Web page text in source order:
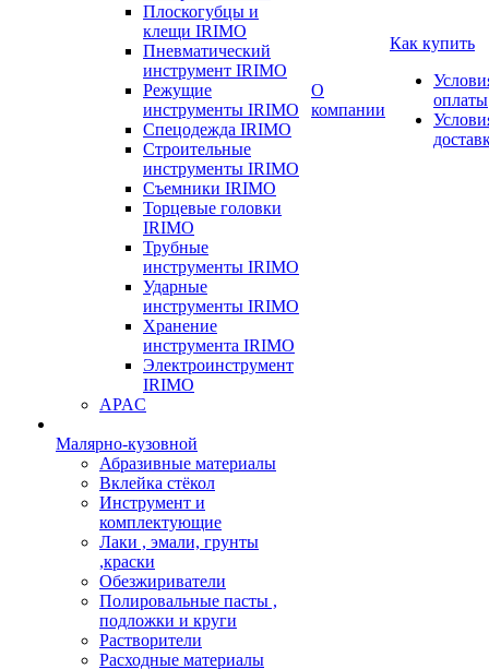
Плоскогубцы и
клещи IRIMO
Пневматический
инструмент IRIMO
Режущие
инструменты IRIMO
Спецодежда IRIMO
Строительные
инструменты IRIMO
Съемники IRIMO
Торцевые головки
IRIMO
Трубные
инструменты IRIMO
Ударные
инструменты IRIMO
Хранение
инструмента IRIMO
Электроинструмент
IRIMO
APAC
Малярно-кузовной
Абразивные материалы
Вклейка стёкол
Инструмент и
комплектующие
Лаки , эмали, грунты
,краски
Обезжириватели
Полировальные пасты ,
подложки и круги
Растворители
Расходные материалы
О
компании
Как купить
оплаты